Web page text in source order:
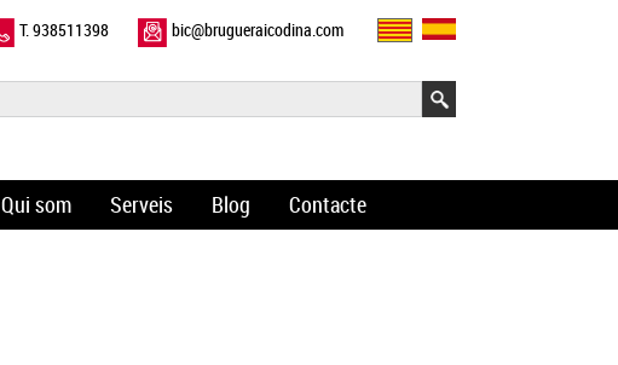
T. 938511398 bic@brugueraicodina.com
Qui som Serveis Blog Contacte